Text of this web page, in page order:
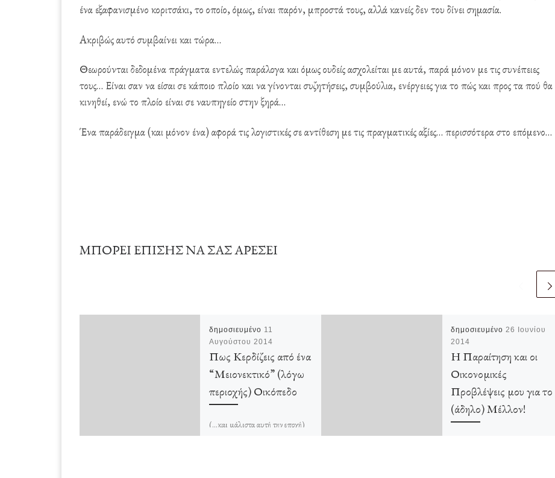
ένα εξαφανισμένο κοριτσάκι, το οποίο, όμως, είναι παρόν, μπροστά τους, αλλά κανείς δεν του δίνει σημασία.
Ακριβώς αυτό συμβαίνει και τώρα…
Θεωρούνται δεδομένα πράγματα εντελώς παράλογα και όμως ουδείς ασχολείται με αυτά, παρά μόνον με τις συνέπειες
τους… Είναι σαν να είσαι σε κάποιο πλοίο και να γίνονται συζητήσεις, συμβούλια, ενέργειες για το πώς και προς τα πού θα
κινηθεί, ενώ το πλοίο είναι σε ναυπηγείο στην ξηρά…
Ένα παράδειγμα (και μόνον ένα) αφορά τις λογιστικές σε αντίθεση με τις πραγματικές αξίες… περισσότερα στο επόμενο…
ΜΠΟΡΕΊ ΕΠΊΣΗΣ ΝΑ ΣΑΣ ΑΡΈΣΕΙ
δημοσιευμένο 11
Αυγούστου 2014
Πως Κερδίζεις από ένα
“Μειονεκτικό” (λόγω
περιοχής) Οικόπεδο
(…και μάλιστα αυτή την εποχή)
δημοσιευμένο 26 Ιουνίου
2014
Η Παραίτηση και οι
Οικονομικές
Προβλέψεις μου για το
(άδηλο) Μέλλον!